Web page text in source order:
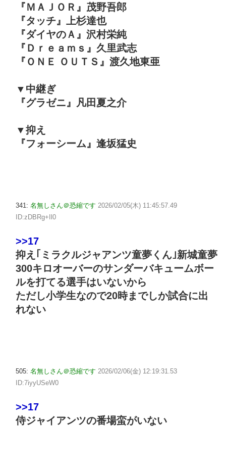
『ＭＡＪＯＲ』茂野吾郎
『タッチ』上杉達也
『ダイヤのＡ』沢村栄純
『Ｄｒｅａｍｓ』久里武志
『ＯＮＥ ＯＵＴＳ』渡久地東亜
▼中継ぎ
『グラゼニ』凡田夏之介
▼抑え
『フォーシーム』逢坂猛史
341: 名無しさん＠恐縮です 2026/02/05(木) 11:45:57.49
ID:zDBRg+Il0
>>17
抑え｢ミラクルジャアンツ童夢くん｣新城童夢
300キロオーバーのサンダーバキュームボー
ルを打てる選手はいないから
ただし小学生なので20時までしか試合に出
れない
505: 名無しさん＠恐縮です 2026/02/06(金) 12:19:31.53
ID:7iyyUSeW0
>>17
侍ジャイアンツの番場蛮がいない